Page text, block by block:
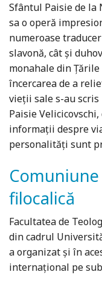
Sfântul Paisie de la
sa o operă
numeroase
slavonă, cât şi
monahale din
încercarea de a
vieţii sale s-au
Paisie
informaţii despre
personalităţi sunt
filocalică
Facultatea de
din cadrul
a organizat și în
internațional pe